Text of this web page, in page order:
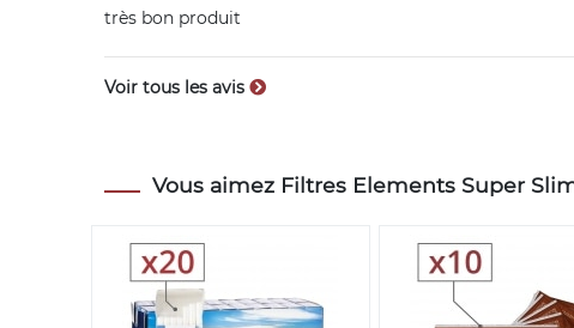
très bon produit
Voir tous les avis
Vous aimez Filtres Elements Super